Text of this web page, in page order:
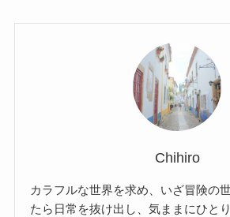
Chihiro
カラフルな世界を求め、いざ冒険の
たら日常を抜け出し、気ままにひとり